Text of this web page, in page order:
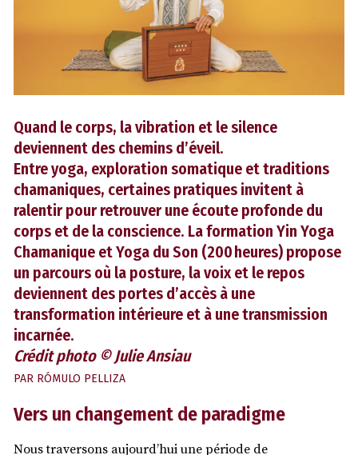
Quand le corps, la vibration et le silence
deviennent des chemins d’éveil.
Entre yoga, exploration somatique et traditions
chamaniques, certaines pratiques invitent à
ralentir pour retrouver une écoute profonde du
corps et de la conscience. La formation Yin Yoga
Chamanique et Yoga du Son (200 heures) propose
un parcours où la posture, la voix et le repos
deviennent des portes d’accès à une
transformation intérieure et à une transmission
incarnée.
Crédit photo © Julie Ansiau
PAR RÓMULO PELLIZA
Vers un changement de paradigme
Nous traversons aujourd’hui une période de